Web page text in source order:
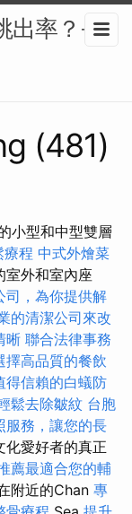
出率？-
(481)
小型和中型雙層
療程 中式外燴菜
室外和室內座
司，為你提供解
的清潔公司來改
晰 聯合法律事務
擇高品質的餐飲
得信賴的白蟻防
鬆去除皺紋 台胞
服務，讓您的長
化愛好者的真正
薦最適合您的輔
附近的Chan 專